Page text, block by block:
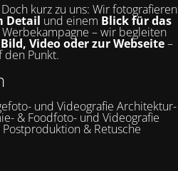
Doch kurz zu uns: Wir fotografieren
Detail und einem Blick für das
– wir begleiten
Video oder zur Webseite–
den Punkt.
und Videografie Architektur-
& Foodfoto- und Videografie
& Retusche